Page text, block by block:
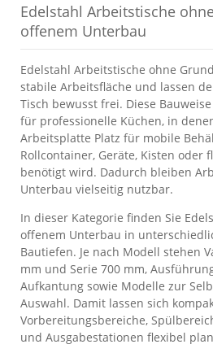
Edelstahl Arbeitstische
offenem Unterbau
Edelstahl Arbeitstische ohne
stabile Arbeitsfläche und lassen
Tisch bewusst frei. Diese
für professionelle Küchen, in
Arbeitsplatte Platz für mobile
Rollcontainer, Geräte, Kisten oder
benötigt wird. Dadurch bleiben
Unterbau vielseitig nutzbar.
In dieser Kategorie finden Sie
offenem Unterbau in
Bautiefen. Je nach Modell stehen
mm und Serie 700 mm,
Aufkantung sowie Modelle zur
Auswahl. Damit lassen sich
Vorbereitungsbereiche,
und Ausgabestationen flexibel